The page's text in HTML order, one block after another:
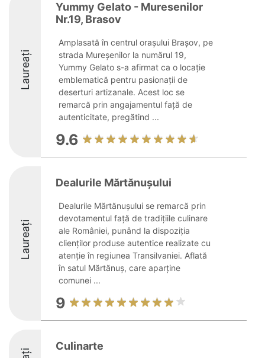
Laureați
Yummy Gelato - Muresenilor
Nr.19, Brasov
Amplasată în centrul orașului Brașov, pe
strada Mureșenilor la numărul 19,
Yummy Gelato s-a afirmat ca o locație
emblematică pentru pasionații de
deserturi artizanale. Acest loc se
remarcă prin angajamentul față de
autenticitate, pregătind ...
9.6
Laureați
Dealurile Mărtănuşului
Dealurile Mărtănuşului se remarcă prin
devotamentul față de tradițiile culinare
ale României, punând la dispoziția
clienților produse autentice realizate cu
atenție în regiunea Transilvaniei. Aflată
în satul Mărtănuș, care aparține
comunei ...
9
Culinarte